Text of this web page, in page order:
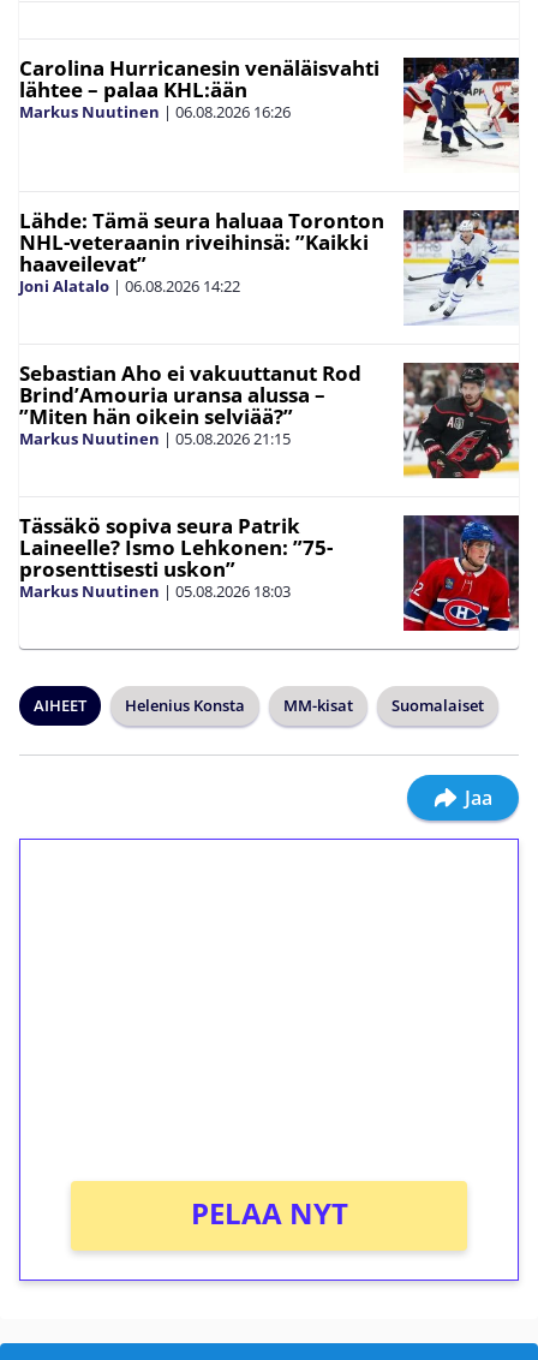
Carolina Hurricanesin venäläisvahti
lähtee – palaa KHL:ään
Markus Nuutinen | 06.08.2026 16:26
Lähde: Tämä seura haluaa Toronton
NHL-veteraanin riveihinsä: ”Kaikki
haaveilevat”
Joni Alatalo | 06.08.2026 14:22
Sebastian Aho ei vakuuttanut Rod
Brind’Amouria uransa alussa –
”Miten hän oikein selviää?”
Markus Nuutinen | 05.08.202621:15
Tässäkö sopiva seura Patrik
Laineelle? Ismo Lehkonen: ”75-
prosenttisesti uskon”
Markus Nuutinen | 05.08.2026 18:03
AIHEET Helenius Konsta MM-kisat Suomalaiset
Jaa
PELAA NYT